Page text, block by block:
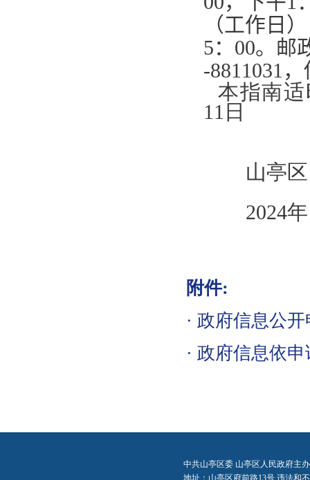
（工作日
5： 00。邮
-8811031
本指南适
11日
山亭区
2024年
附件:
· 政府信息公开
· 政府信息依
中共山亭区委 山亭区人民政府主
地址：山亭区府前路13号 违法和